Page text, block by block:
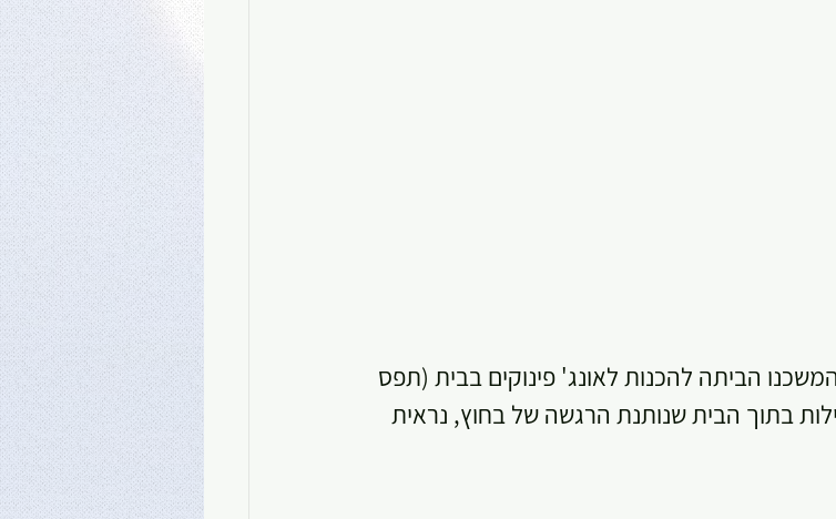
הביתה להכנות לאונג' פינוקים בבית (תפס
בתוך הבית שנותנת הרגשה של בחוץ, נראית